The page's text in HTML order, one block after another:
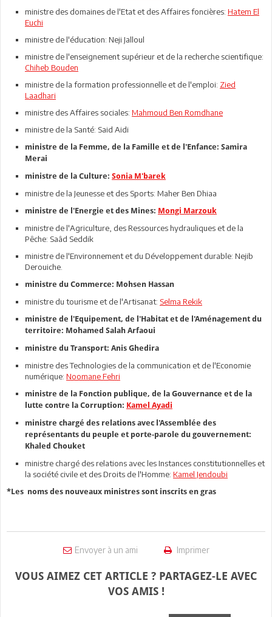
ministre des domaines de l'Etat et des Affaires foncières: Hatem El
Euchi
ministre de l'éducation: Neji Jalloul
ministre de l'enseignement supérieur et de la recherche scientifique:
Chiheb Bouden
ministre de la formation professionnelle et de l'emploi: Zied
Laadhari
ministre des Affaires sociales: Mahmoud Ben Romdhane
ministre de la Santé: Said Aidi
ministre de la Femme, de la Famille et de l'Enfance: Samira
Merai
ministre de la Culture: Sonia M'barek
ministre de la Jeunesse et des Sports: Maher Ben Dhiaa
ministre de l'Energie et des Mines: Mongi Marzouk
ministre de l'Agriculture, des Ressources hydrauliques et de la
Pêche: Saâd Seddik
ministre de l'Environnement et du Développement durable: Nejib
Derouiche.
ministre du Commerce: Mohsen Hassan
ministre du tourisme et de l'Artisanat: Selma Rekik
ministre de l'Equipement, de l'Habitat et de l'Aménagement du
territoire: Mohamed Salah Arfaoui
ministre du Transport: Anis Ghedira
ministre des Technologies de la communication et de l'Economie
numérique: Noomane Fehri
ministre de la Fonction publique, de la Gouvernance et de la
lutte contre la Corruption: Kamel Ayadi
ministre chargé des relations avec l'Assemblée des
représentants du peuple et porte-parole du gouvernement:
Khaled Chouket
ministre chargé des relations avec les Instances constitutionnelles et
la société civile et des Droits de l'Homme: Kamel Jendoubi
*Les noms des nouveaux ministres sont inscrits en gras
Envoyer à un ami Imprimer
VOUS AIMEZ CET ARTICLE ? PARTAGEZ-LE AVEC
VOS AMIS !